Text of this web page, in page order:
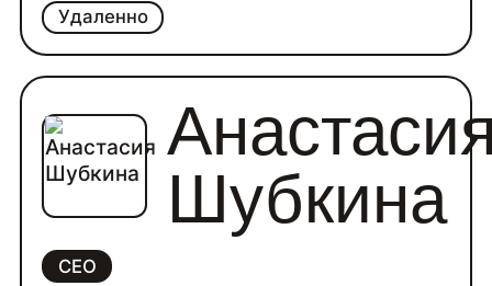
Удаленно
Шубкина
CEO